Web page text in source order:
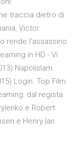
traccia dietro di
Victor
rende l’assassino
in HD - Vi
Napolislam
Login. Top Film
dal regista
e Robert
e Henry Ian